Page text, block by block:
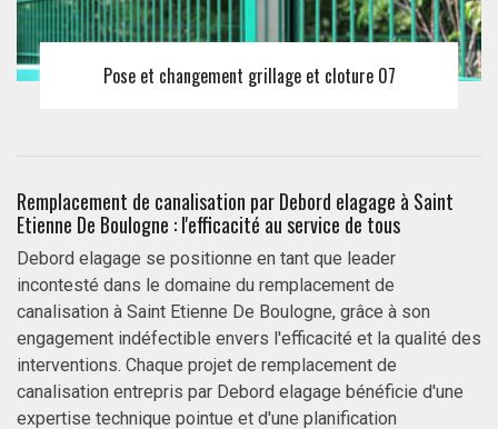
Pose et changement grillage et cloture 07
Remplacement de canalisation par Debord elagage à Saint
Etienne De Boulogne : l'efficacité au service de tous
Debord elagage se positionne en tant que leader
incontesté dans le domaine du remplacement de
canalisation à Saint Etienne De Boulogne, grâce à son
engagement indéfectible envers l'efficacité et la qualité des
interventions. Chaque projet de remplacement de
canalisation entrepris par Debord elagage bénéficie d'une
expertise technique pointue et d'une planification